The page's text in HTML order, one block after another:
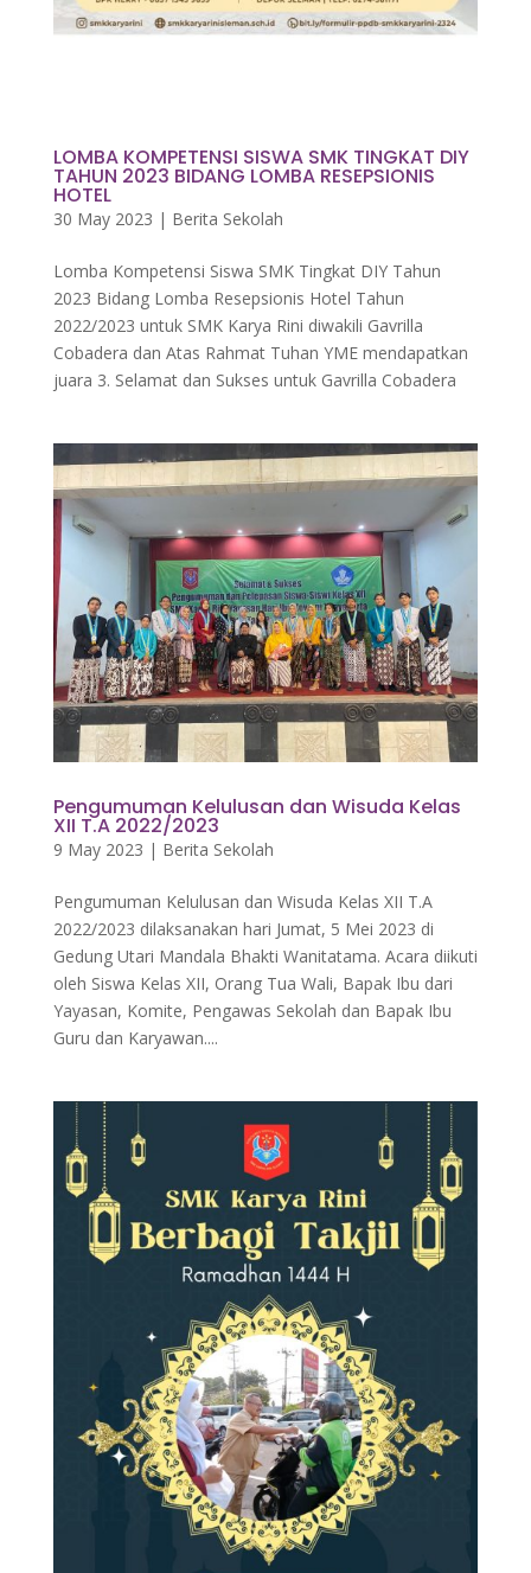
LOMBA KOMPETENSI SISWA SMK TINGKAT DIY
TAHUN 2023 BIDANG LOMBA RESEPSIONIS
HOTEL
30 May 2023 | Berita Sekolah
Lomba Kompetensi Siswa SMK Tingkat DIY Tahun
2023 Bidang Lomba Resepsionis Hotel Tahun
2022/2023 untuk SMK Karya Rini diwakili Gavrilla
Cobadera dan Atas Rahmat Tuhan YME mendapatkan
juara 3. Selamat dan Sukses untuk Gavrilla Cobadera
Pengumuman Kelulusan dan Wisuda Kelas
XII T.A 2022/2023
9 May 2023 | Berita Sekolah
Pengumuman Kelulusan dan Wisuda Kelas XII T.A
2022/2023 dilaksanakan hari Jumat, 5 Mei 2023 di
Gedung Utari Mandala Bhakti Wanitatama. Acara diikuti
oleh Siswa Kelas XII, Orang Tua Wali, Bapak Ibu dari
Yayasan, Komite, Pengawas Sekolah dan Bapak Ibu
Guru dan Karyawan....